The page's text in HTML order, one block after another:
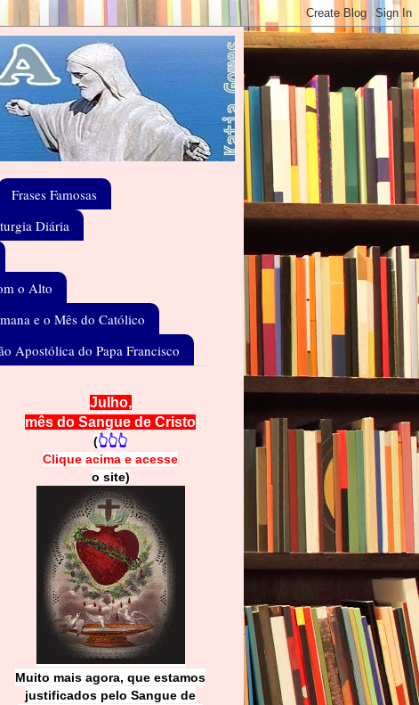
Frases Famosas
Diária
o Alto
e o Mês do Católico
Apostólica do Papa Francisco
Julho,
mês do Sangue de Cristo
(👆👆👆
Clique acima e acesse
o site)
Muito mais agora, que estamos
justificados pelo Sangue de